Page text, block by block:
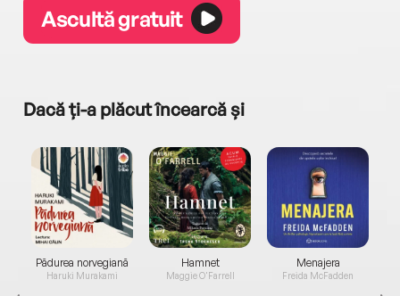
Ascultă gratuit
Dacă ți-a plăcut încearcă și
Pădurea norvegiană
Haruki Murakami
Hamnet
Maggie O'Farrell
Menajera
Freida McFadden